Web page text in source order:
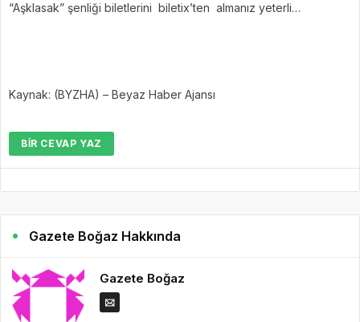
“Aşklasak” şenliği biletlerini biletix’ten almanız yeterli…
Kaynak: (BYZHA) – Beyaz Haber Ajansı
BIR CEVAP YAZ
Gazete Boğaz Hakkında
Gazete Boğaz